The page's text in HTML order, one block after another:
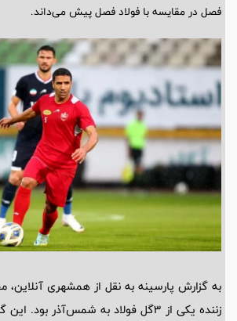
فصل ‌در مقایسه با فولاد فصل پیش می‌داند.
به گزارش پارسینه به نقل از همشهری
زننده یکی از 3گل فولاد به شمس‌آذر